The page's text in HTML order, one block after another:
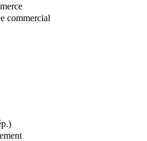
commercial